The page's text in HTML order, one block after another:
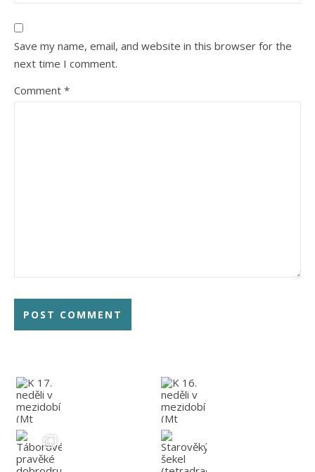
Save my name, email, and website in this browser for the
next time I comment.
Comment *